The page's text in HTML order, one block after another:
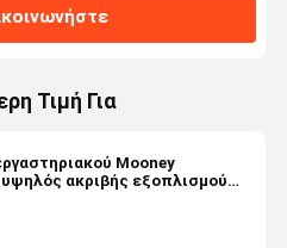
Τιμή Για
Mooney
υψηλός ακριβής εξοπλισμού